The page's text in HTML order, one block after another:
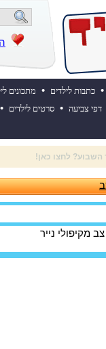
• כתבות לילדים • מתכונים
דפי צביעה • סרטים לילדים •
ההולדת של אייקיד! למעבר
מקיפולי נייר